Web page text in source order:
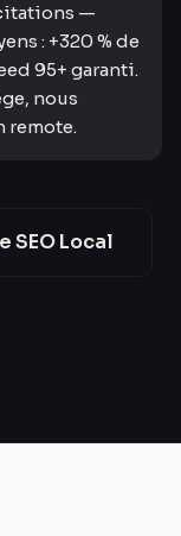
—
: +320 % de
95+ garanti.
nous
remote.
SEO Local